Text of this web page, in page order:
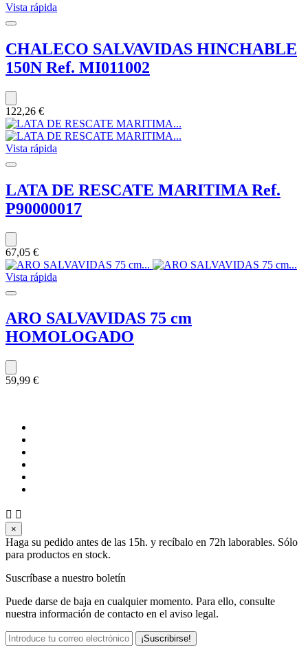
Vista rápida
CHALECO SALVAVIDAS HINCHABLE
150N Ref. MI011002
122,26 €
Vista rápida
LATA DE RESCATE MARITIMA Ref.
P90000017
67,05 €
Vista rápida
ARO SALVAVIDAS 75 cm
HOMOLOGADO
59,99 €
 
×
Haga su pedido antes de las 15h. y recíbalo en 72h laborables. Sólo
para productos en stock.
Suscríbase a nuestro boletín
Puede darse de baja en cualquier momento. Para ello, consulte
nuestra información de contacto en el aviso legal.